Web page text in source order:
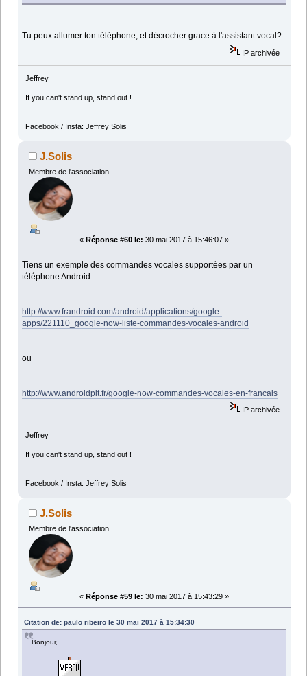
Tu peux allumer ton téléphone, et décrocher grace à l'assistant vocal?
IP archivée
Jeffrey
If you can't stand up, stand out !
Facebook / Insta: Jeffrey Solis
J.Solis
Membre de l'association
« Réponse #60 le: 30 mai 2017 à 15:46:07 »
Tiens un exemple des commandes vocales supportées par un
téléphone Android:
http://www.frandroid.com/android/applications/google-
apps/221110_google-now-liste-commandes-vocales-android
ou
http://www.androidpit.fr/google-now-commandes-vocales-en-francais
IP archivée
Jeffrey
If you can't stand up, stand out !
Facebook / Insta: Jeffrey Solis
J.Solis
Membre de l'association
« Réponse #59 le: 30 mai 2017 à 15:43:29 »
Citation de: paulo ribeiro le 30 mai 2017 à 15:34:30
Bonjour,